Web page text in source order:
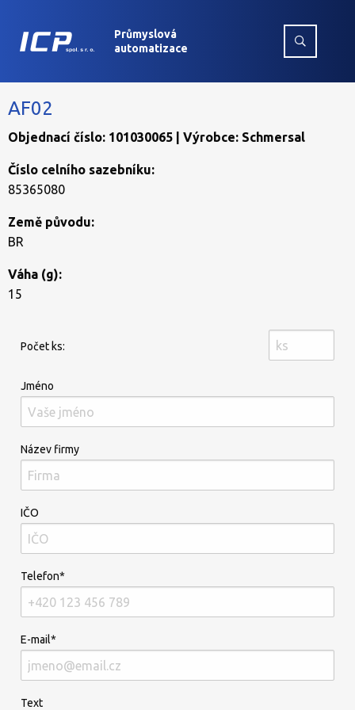
Průmyslová
automatizace
AF02
Objednací číslo: 101030065 | Výrobce: Schmersal
Číslo celního sazebníku:
85365080
Země původu:
BR
Váha (g):
15
Počet ks:
Jméno
Název firmy
IČO
Telefon*
E-mail*
Text